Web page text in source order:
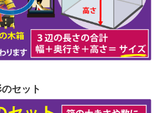
令和4年5月17日(火)
令和4年4月18日(月)
令和4年3月15日(火)
令和4年1月17日(月)
セット